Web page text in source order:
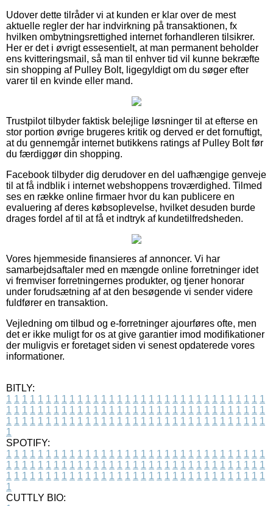
Udover dette tilråder vi at kunden er klar over de mest
aktuelle regler der har indvirkning på transaktionen, fx
hvilken ombytningsrettighed internet forhandleren tilsikrer.
Her er det i øvrigt essesentielt, at man permanent beholder
ens kvitteringsmail, så man til enhver tid vil kunne bekræfte
sin shopping af Pulley Bolt, ligegyldigt om du søger efter
varer til en kvinde eller mand.
Trustpilot tilbyder faktisk belejlige løsninger til at efterse en
stor portion øvrige brugeres kritik og derved er det fornuftigt,
at du gennemgår internet butikkens ratings af Pulley Bolt før
du færdiggør din shopping.
Facebook tilbyder dig derudover en del uafhængige genveje
til at få indblik i internet webshoppens troværdighed. Tilmed
ses en række online firmaer hvor du kan publicere en
evaluering af deres købsoplevelse, hvilket desuden burde
drages fordel af til at få et indtryk af kundetilfredsheden.
Vores hjemmeside finansieres af annoncer. Vi har
samarbejdsaftaler med en mængde online forretninger idet
vi fremviser forretningernes produkter, og tjener honorar
under forudsætning af at den besøgende vi sender videre
fuldfører en transaktion.
Vejledning om tilbud og e-forretninger ajourføres ofte, men
det er ikke muligt for os at give garantier imod modifikationer
der muligvis er foretaget siden vi senest opdaterede vores
informationer.
BITLY:
1 1 1 1 1 1 1 1 1 1 1 1 1 1 1 1 1 1 1 1 1 1 1 1 1 1 1 1 1 1 1 1 1
1 1 1 1 1 1 1 1 1 1 1 1 1 1 1 1 1 1 1 1 1 1 1 1 1 1 1 1 1 1 1 1 1
1 1 1 1 1 1 1 1 1 1 1 1 1 1 1 1 1 1 1 1 1 1 1 1 1 1 1 1 1 1 1 1 1
1
SPOTIFY:
1 1 1 1 1 1 1 1 1 1 1 1 1 1 1 1 1 1 1 1 1 1 1 1 1 1 1 1 1 1 1 1 1
1 1 1 1 1 1 1 1 1 1 1 1 1 1 1 1 1 1 1 1 1 1 1 1 1 1 1 1 1 1 1 1 1
1 1 1 1 1 1 1 1 1 1 1 1 1 1 1 1 1 1 1 1 1 1 1 1 1 1 1 1 1 1 1 1 1
1
CUTTLY BIO: